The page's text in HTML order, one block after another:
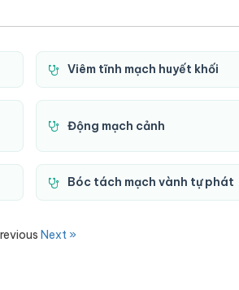
Viêm tĩnh mạch huyết khối
Động mạch cảnh
Bóc tách mạch vành tự phát
Next »